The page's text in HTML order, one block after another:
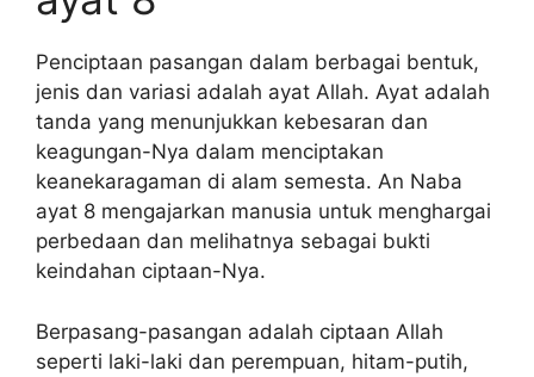
Penciptaan pasangan dalam berbagai bentuk,
jenis dan variasi adalah ayat Allah. Ayat adalah
tanda yang menunjukkan kebesaran dan
keagungan-Nya dalam menciptakan
keanekaragaman di alam semesta. An Naba
ayat 8 mengajarkan manusia untuk menghargai
perbedaan dan melihatnya sebagai bukti
keindahan ciptaan-Nya.
Berpasang-pasangan adalah ciptaan Allah
seperti laki-laki dan perempuan, hitam-putih,